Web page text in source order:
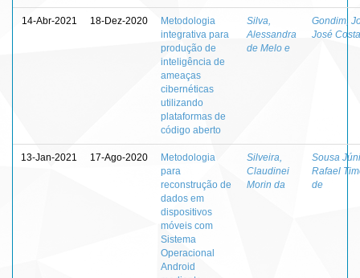
14-Abr-2021 18-Dez-2020
Metodologia
integrativa para
produção de
inteligência de
ameaças
cibernéticas
utilizando
plataformas de
código aberto
Silva,
Alessandra
de Melo e
Gondim,
José Costa
13-Jan-2021 17-Ago-2020
Metodologia
para
reconstrução de
dados em
dispositivos
móveis com
Sistema
Operacional
Android
Silveira,
Claudinei
Morin da
Sousa
Rafael
de